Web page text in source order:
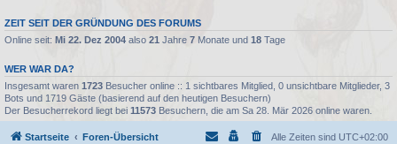
ZEIT SEIT DER GRÜNDUNG DES FORUMS
Online seit: Mi 22. Dez 2004 also 21 Jahre 7 Monate und 18 Tage
WER WAR DA?
Insgesamt waren 1723 Besucher online :: 1 sichtbares Mitglied, 0 unsichtbare Mitglieder, 3
Bots und 1719 Gäste (basierend auf den heutigen Besuchern)
Der Besucherrekord liegt bei 11573 Besuchern, die am Sa 28. Mär 2026 online waren.
Startseite Foren-Übersicht Alle Zeiten sind UTC+02:00